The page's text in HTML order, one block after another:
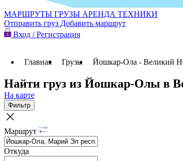
МАРШРУТЫ ГРУЗЫ АРЕНДА ТЕХНИКИ
Отправить груз Добавить маршрут
Вход / Регистрация
Главная Грузы Йошкар-Ола - Великий
Найти груз из Йошкар-Олы в
На карте
Фильтр
Маршрут
Откуда